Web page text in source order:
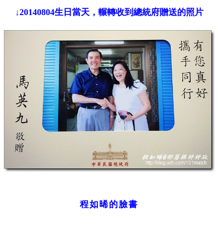
↓20140804生日當天，輾轉收到總統府贈送的照片
程如晞的臉書